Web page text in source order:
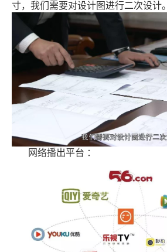
寸，我们需要对设计图进行二次设计。
网络播出平台 ：